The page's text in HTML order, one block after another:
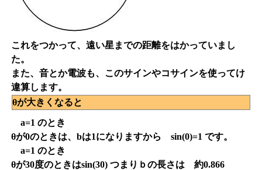
これをつかって、遠い星までの距離をはかっていまし
た。
また、音とか電波も、このサインやコサインを使ってけ
違算します。
θが大きくなると
a=1 のとき
θが0のときは、bは1になりますから sin(0)=1 です。
a=1 のとき
θが30度のときはsin(30) つまりｂの長さは 約0.866